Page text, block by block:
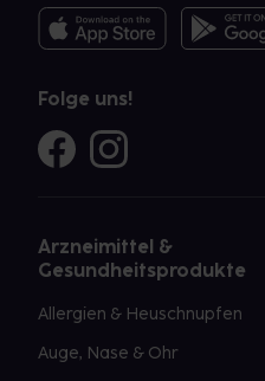
Folge uns!
Arzneimittel &
Gesundheitsprodukte
Allergien & Heuschnupfen
Auge, Nase & Ohr